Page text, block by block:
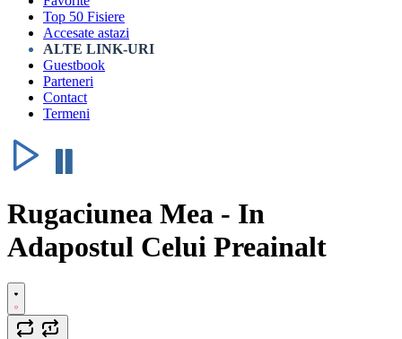
Top 50 Fisiere
Accesate astazi
ALTE LINK-URI
Guestbook
Parteneri
Contact
Termeni
Rugaciunea Mea - In
Adapostul Celui Preainalt